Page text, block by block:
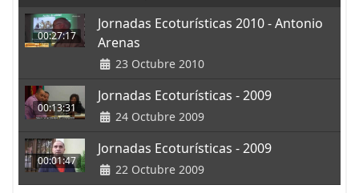
00:27:17
Jornadas Ecoturísticas 2010 - Antonio
Arenas
23 Octubre 2010
00:13:31
Jornadas Ecoturísticas - 2009
24 Octubre 2009
00:01:47
Jornadas Ecoturísticas - 2009
22 Octubre 2009